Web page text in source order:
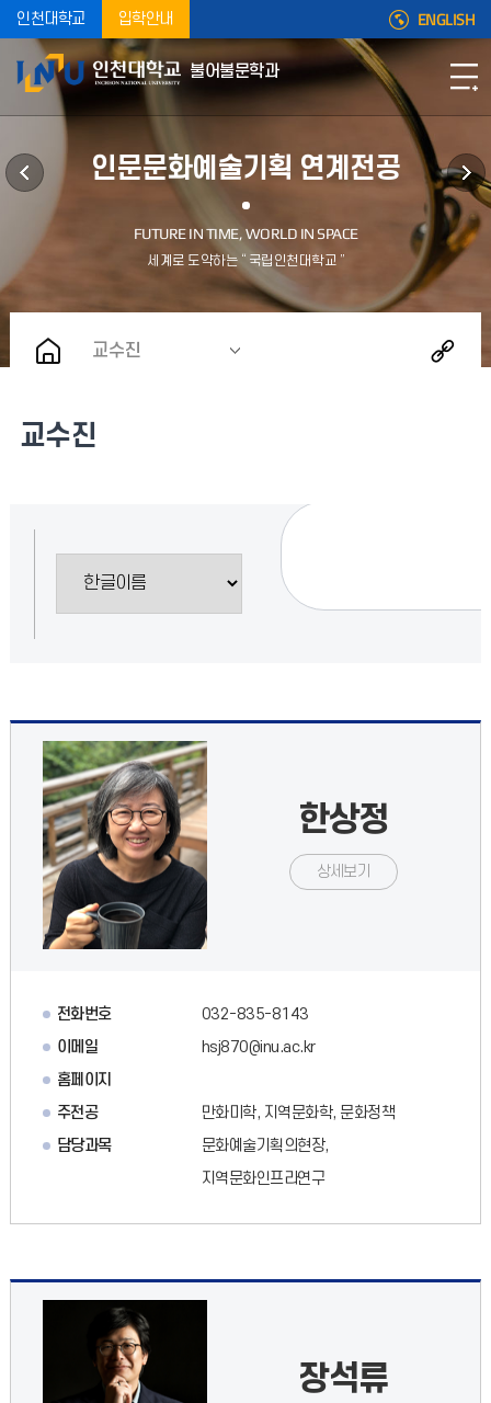
인천대학교 입학안내 ENGLISH
불어불문학과
인문문화예술기획 연계전공
교수진
교수진
한상정
상세보기
전화번호
032-835-8143
이메일
hsj870@inu.ac.kr
홈페이지
주전공
만화미학, 지역문화학, 문화정책
담당과목
문화예술기획의현장,
지역문화인프라연구
장석류